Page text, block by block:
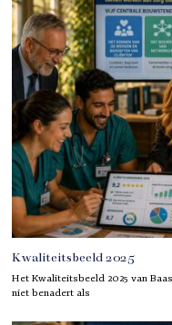
Kwaliteitsbeeld 2025
Het Kwaliteitsbeeld 2025 van
niet benadert als